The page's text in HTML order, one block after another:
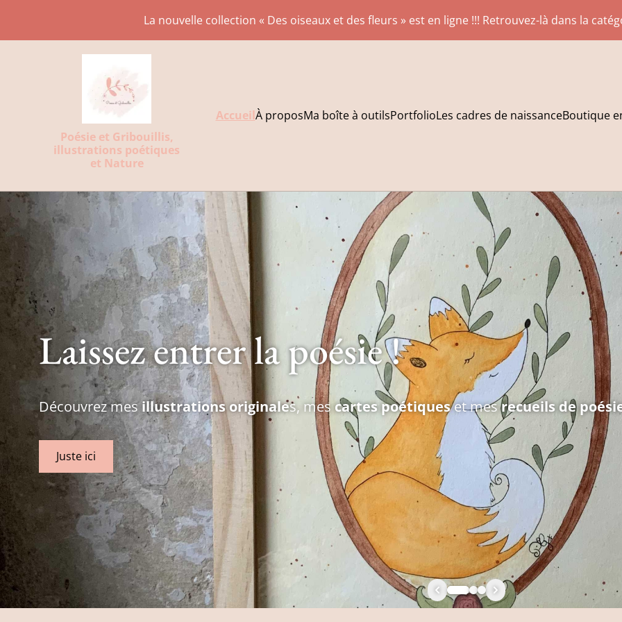
La nouvelle collection « Des oiseaux et des fleurs » est en ligne !!! Retrouvez-là dans la
Poésie et Gribouillis,
illustrations poétiques
et Nature
AccueilÀ proposMa boîte à outilsPortfolioLes cadres de naissanceBoutique
Laissez entrer la poésie !
Découvrez mesillustrations originales, mescartes poétiqueset mesrecueils de
Juste ici